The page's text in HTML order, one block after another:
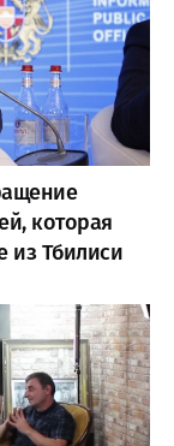
которая
из Тбилиси